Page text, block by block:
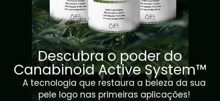
Descubra o poder do
Canabinoid Active System™
A tecnologia que restaura a beleza da sua
pele logo nas primeiras aplicações!